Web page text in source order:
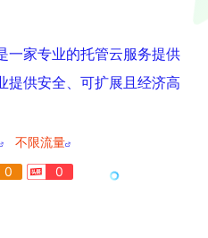
一家专业的托管云服务提供
提供安全、可扩展且经济高
不限流量
0 0